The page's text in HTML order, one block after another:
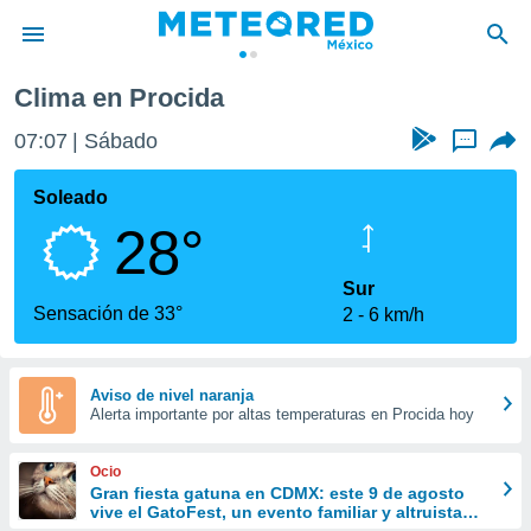
de
ha sido
calidad.
a este
las
y
forma
digital
basada
Clima en Procida
07:07 Sábado ...
Soleado
28°
Sensación de 33°
Sur
2
6 km/h
Aviso de nivel naranja
Alerta importante por altas temperaturas en Procida hoy
Ocio
Gran fiesta gatuna en CDMX: este 9 de agosto
vive el GatoFest, un evento familiar y altruista